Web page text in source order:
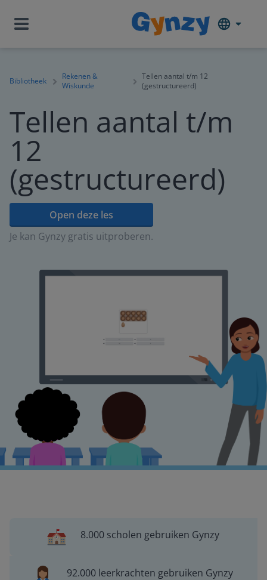
Bibliotheek
Rekenen &
Wiskunde
Tellen aantal t/m 12
(gestructureerd)
Tellen aantal t/m
12
(gestructureerd)
Open deze les
Je kan Gynzy gratis uitproberen.
8.000 scholen gebruiken Gynzy
92.000 leerkrachten gebruiken Gynzy